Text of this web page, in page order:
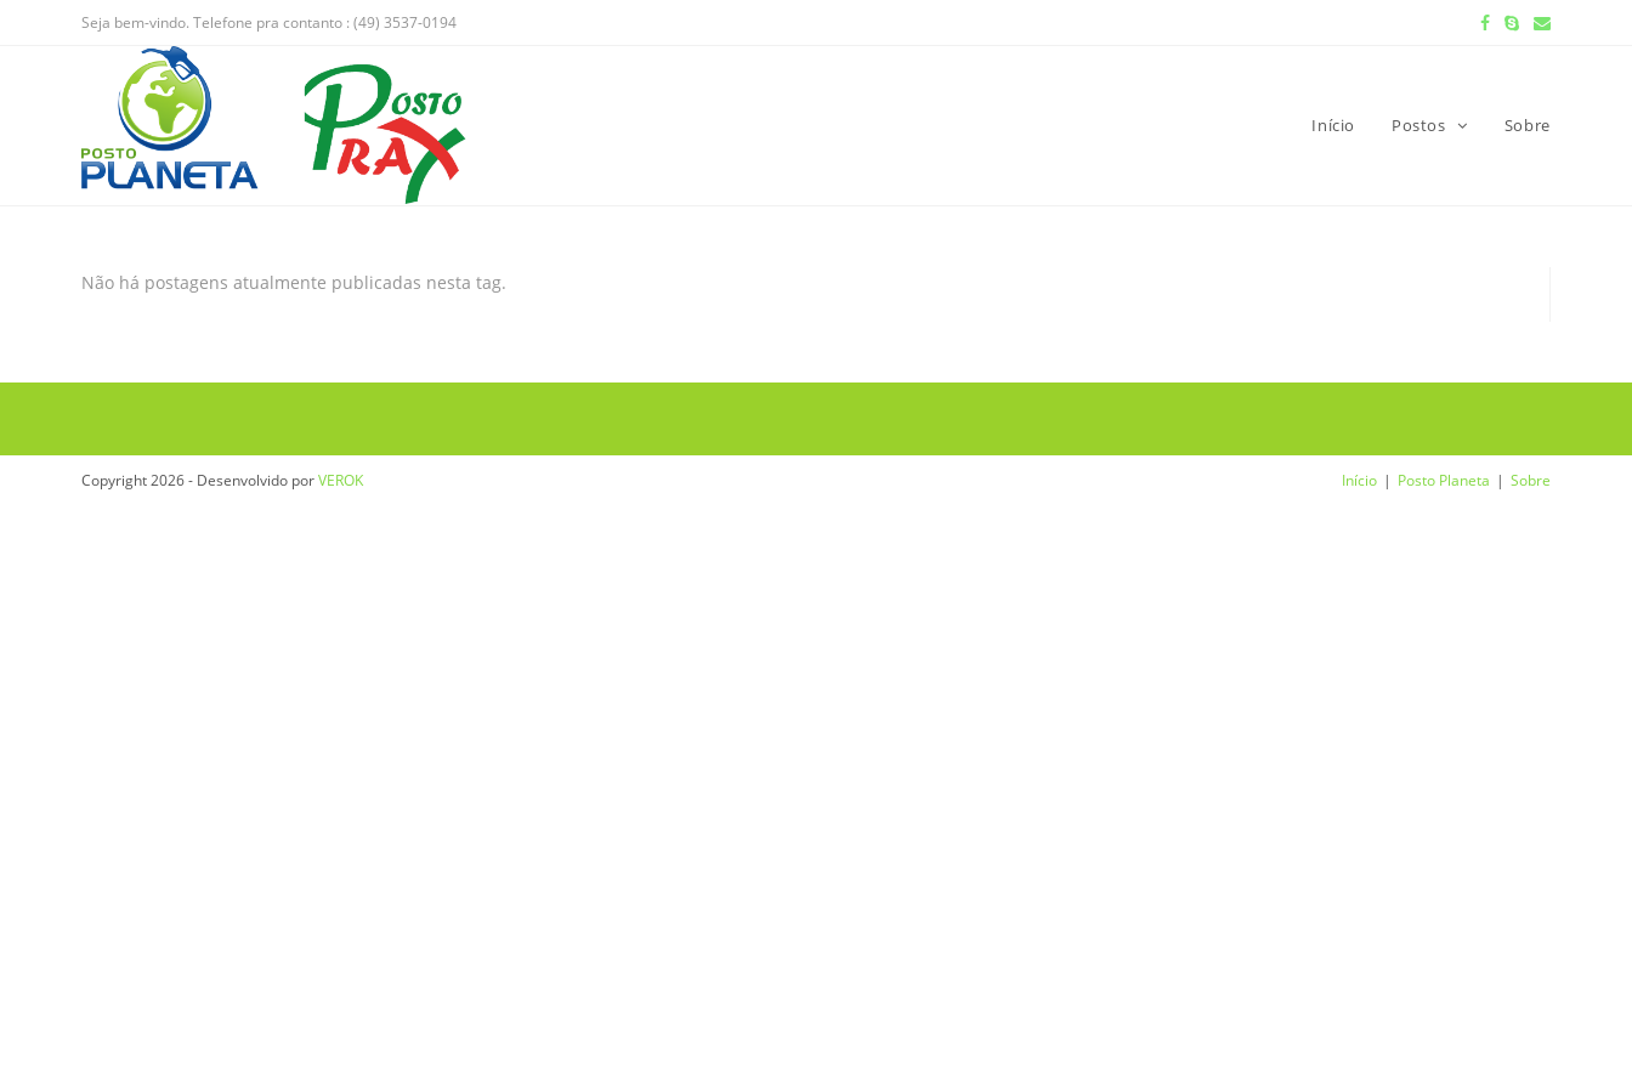
Seja bem-vindo. Telefone pra contanto : (49) 3537-0194
Início Postos Sobre
Não há postagens atualmente publicadas nesta tag.
Início Posto Planeta Sobre
Copyright 2026 - Desenvolvido porVEROK